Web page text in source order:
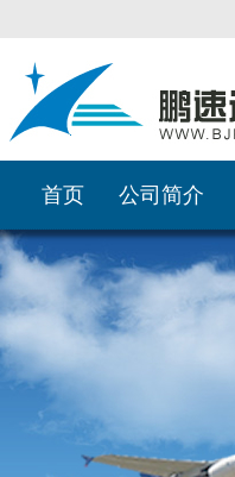
首页 公司简介